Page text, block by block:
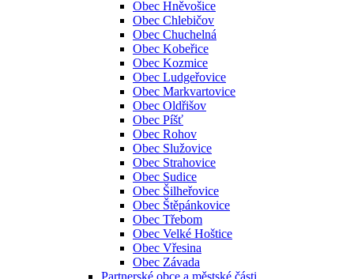
Obec Hněvošice
Obec Chlebičov
Obec Chuchelná
Obec Kobeřice
Obec Kozmice
Obec Ludgeřovice
Obec Markvartovice
Obec Oldřišov
Obec Píšť
Obec Rohov
Obec Služovice
Obec Strahovice
Obec Sudice
Obec Šilheřovice
Obec Štěpánkovice
Obec Třebom
Obec Velké Hoštice
Obec Vřesina
Obec Závada
Partnerské obce a městské části